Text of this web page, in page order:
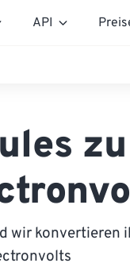
API
zu
wir konvertieren